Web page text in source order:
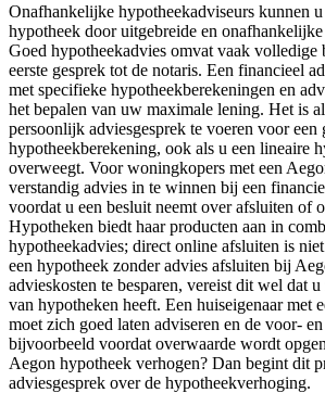
Onafhankelijke hypotheekadviseurs kunnen
hypotheek door uitgebreide en
Goed hypotheekadvies omvat vaak volledige
eerste gesprek tot de notaris. Een financieel
met specifieke hypotheekberekeningen en
het bepalen van uw maximale lening. Het is
persoonlijk adviesgesprek te voeren voor een
hypotheekberekening, ook als u een lineaire
overweegt. Voor woningkopers met een
verstandig advies in te winnen bij een
voordat u een besluit neemt over afsluiten of
Hypotheken biedt haar producten aan in
hypotheekadvies; direct online afsluiten is
een hypotheek zonder advies afsluiten bij
advieskosten te besparen, vereist dit wel dat
van hypotheken heeft. Een huiseigenaar met
moet zich goed laten adviseren en de voor-
bijvoorbeeld voordat overwaarde wordt
Aegon hypotheek verhogen? Dan begint dit
adviesgesprek over de hypotheekverhoging.